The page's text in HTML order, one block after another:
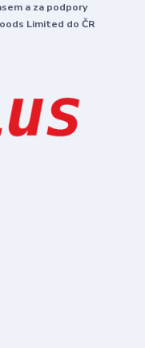
a za podpory
Limited do ČR